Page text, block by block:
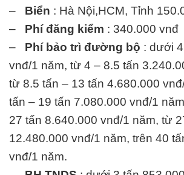
– Biển : Hà Nội,HCM, Tỉnh
– Phí đăng kiểm : 340.000 vnđ
– Phí bảo trì đường bộ : dưới
vnđ/1 năm, từ 4 – 8.5 tấn
từ 8.5 tấn – 13 tấn 4.680.000
tấn – 19 tấn 7.080.000 vnđ/1
27 tấn 8.640.000 vnđ/1 năm, từ
12.480.000 vnđ/1 năm, trên 40
vnđ/1 năm.